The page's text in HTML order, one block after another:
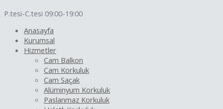
P.tesi-C.tesi 09:00-19:00
Anasayfa
Kurumsal
Hizmetler
Cam Balkon
Cam Korkuluk
Cam Saçak
Alüminyum Korkuluk
Paslanmaz Korkuluk